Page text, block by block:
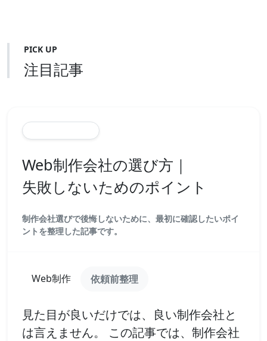
PICK UP
注目記事
Web制作会社の選び方｜
失敗しないためのポイント
制作会社選びで後悔しないために、最初に確認したいポイ
ントを整理した記事です。
Web制作 依頼前整理
見た目が良いだけでは、良い制作会社と
は言えません。 この記事では、制作会社